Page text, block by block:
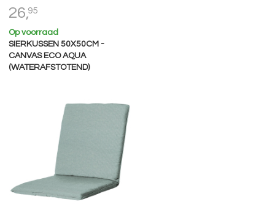
26,95
Op voorraad
SIERKUSSEN 50X50CM -
CANVAS ECO AQUA
(WATERAFSTOTEND)